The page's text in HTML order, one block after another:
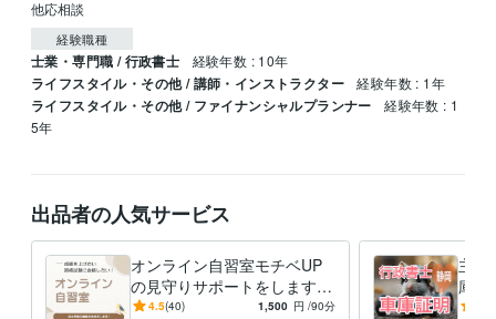
他応相談
経験職種
士業・専門職 / 行政書士 経験年数 : 10年
ライフスタイル・その他 / 講師・インストラクター 経験年数 : 1年
ライフスタイル・その他 / ファイナンシャルプランナー
経験年数 : 1
5年
出品者の人気サービス
オンライン自習室モチベUP
の見守りサポートをします
毎日の勉強習慣を身につけ
4.5(40) 1,500 円 /90分
主と
庫証
定行